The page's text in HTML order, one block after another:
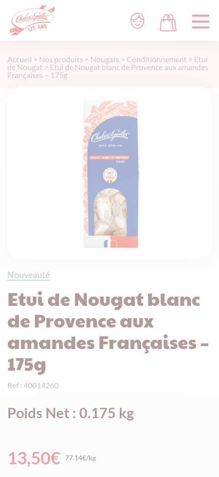
Accueil > Nos produits > Nougats > Conditionnement > Etui
de Nougat > Etui de Nougat blanc de Provence aux amandes
Françaises – 175g
Nouveauté
Etui de Nougat blanc
de Provence aux
amandes Françaises –
175g
Ref : 40014260
Poids Net : 0.175 kg
13,50€ 77.14€/kg